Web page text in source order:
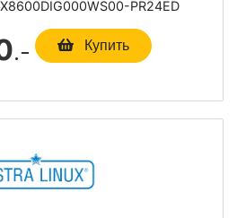
PR24ED
.- Купить